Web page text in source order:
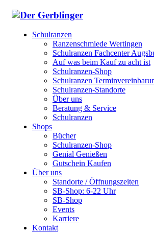
Schulranzen
Ranzenschmiede Wertingen
Schulranzen Fachcenter
Auf was beim Kauf zu acht ist
Schulranzen-Shop
Schulranzen
Schulranzen-Standorte
Über uns
Beratung & Service
Schulranzen
Shops
Bücher
Schulranzen-Shop
Genial Genießen
Gutschein Kaufen
Über uns
Standorte / Öffnungszeiten
SB-Shop: 6-22 Uhr
SB-Shop
Events
Karriere
Kontakt